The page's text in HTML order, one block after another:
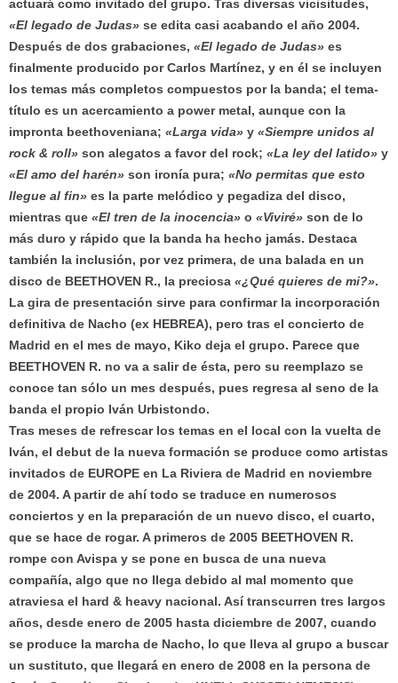
actuará como invitado del grupo. Tras diversas vicisitudes,
«El legado de Judas» se edita casi acabando el año 2004.
Después de dos grabaciones, «El legado de Judas» es
finalmente producido por Carlos Martínez, y en él se incluyen
los temas más completos compuestos por la banda; el tema-
título es un acercamiento a power metal, aunque con la
impronta beethoveniana; «Larga vida» y «Siempre unidos al
rock & roll» son alegatos a favor del rock; «La ley del latido» y
«El amo del harén» son ironía pura; «No permitas que esto
llegue al fin» es la parte melódico y pegadiza del disco,
mientras que «El tren de la inocencia» o «Viviré» son de lo
más duro y rápido que la banda ha hecho jamás. Destaca
también la inclusión, por vez primera, de una balada en un
disco de BEETHOVEN R., la preciosa «¿Qué quieres de mi?».
La gira de presentación sirve para confirmar la incorporación
definitiva de Nacho (ex HEBREA), pero tras el concierto de
Madrid en el mes de mayo, Kiko deja el grupo. Parece que
BEETHOVEN R. no va a salir de ésta, pero su reemplazo se
conoce tan sólo un mes después, pues regresa al seno de la
banda el propio Iván Urbistondo.
Tras meses de refrescar los temas en el local con la vuelta de
Iván, el debut de la nueva formación se produce como artistas
invitados de EUROPE en La Riviera de Madrid en noviembre
de 2004. A partir de ahí todo se traduce en numerosos
conciertos y en la preparación de un nuevo disco, el cuarto,
que se hace de rogar. A primeros de 2005 BEETHOVEN R.
rompe con Avispa y se pone en busca de una nueva
compañía, algo que no llega debido al mal momento que
atraviesa el hard & heavy nacional. Así transcurren tres largos
años, desde enero de 2005 hasta diciembre de 2007, cuando
se produce la marcha de Nacho, lo que lleva al grupo a buscar
un sustituto, que llegará en enero de 2008 en la persona de